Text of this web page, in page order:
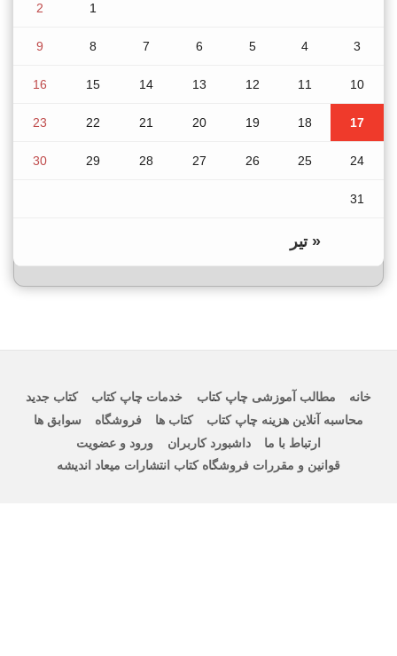
« تیر
1
2
3
4
5
6
7
8
9
10
11
12
13
14
15
16
17
18
19
20
21
22
23
24
25
26
27
28
29
30
31
خانه مطالب آموزشی چاپ کتاب خدمات چاپ کتاب
کتاب جدید
محاسبه آنلاین هزینه چاپ کتاب
کتاب ها فروشگاه
سوابق ها
ارتباط با ما
داشبورد کاربران
ورود و عضویت
قوانین و مقررات فروشگاه کتاب انتشارات میعاد اندیشه